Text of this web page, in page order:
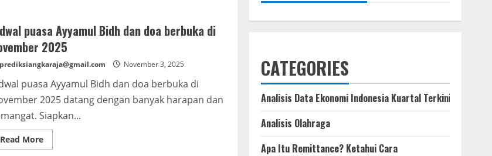
puasa Ayyamul Bidh dan doa berbuka di
2025
prediksiangkaraja@gmail.com November 3, 2025
puasa Ayyamul Bidh dan doa berbuka di
2025 datang dengan banyak harapan dan
Siapkan...
Read MoreRead
more
CATEGORIES
Analisis Data Ekonomi Indonesia Kuartal Terkini
Analisis Olahraga
Apa Itu Remittance? Ketahui Cara